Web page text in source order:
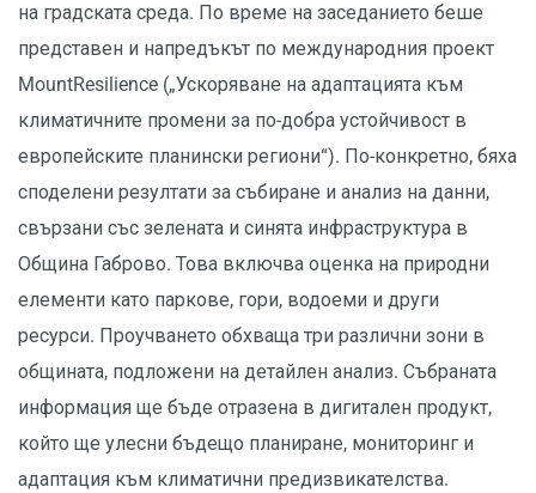
на градската среда. По време на заседанието беше
представен и напредъкът по международния проект
MountResilience („Ускоряване на адаптацията към
климатичните промени за по-добра устойчивост в
европейските планински региони“). По-конкретно, бяха
споделени резултати за събиране и анализ на данни,
свързани със зелената и синята инфраструктура в
Община Габрово. Това включва оценка на природни
елементи като паркове, гори, водоеми и други
ресурси. Проучването обхваща три различни зони в
общината, подложени на детайлен анализ. Събраната
информация ще бъде отразена в дигитален продукт,
който ще улесни бъдещо планиране, мониторинг и
адаптация към климатични предизвикателства.